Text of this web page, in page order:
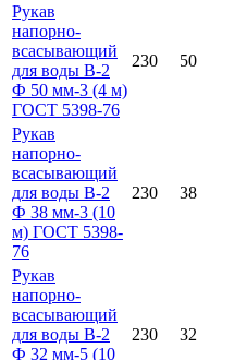
Рукав
напорно-
всасывающий
для воды В-2
Ф 50 мм-3 (4 м)
ГОСТ 5398-76
230 50
Рукав
напорно-
всасывающий
для воды В-2
Ф 38 мм-3 (10
м) ГОСТ 5398-
76
230 38
Рукав
напорно-
всасывающий
для воды В-2
Ф 32 мм-5 (10
230 32